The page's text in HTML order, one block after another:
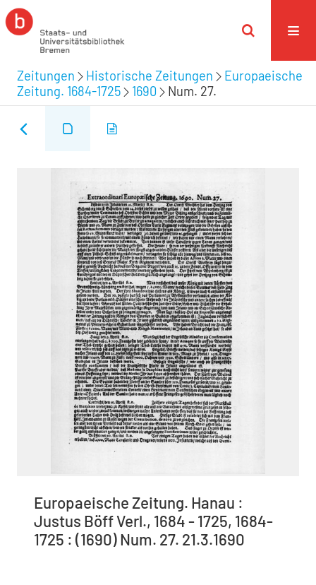
Zeitungen Historische Zeitungen
Europaeische
Zeitung. 1684-1725
1690 Num. 27.
Europaeische Zeitung. Hanau :
Justus Böff Verl., 1684 - 1725, 1684-
1725 : (1690) Num. 27. 21.3.1690